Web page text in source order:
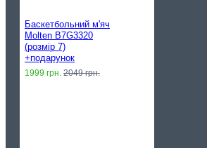
Баскетбольний м'яч
Molten B7G3320
(розмір 7)
+подарунок
1999 грн. 2049 грн.